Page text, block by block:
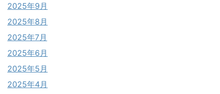
2025年9月
2025年8月
2025年7月
2025年6月
2025年5月
2025年4月